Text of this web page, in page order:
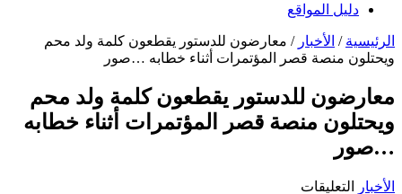
دليل المواقع
الرئيسية / الأخبار / معارضون للدستور يقطعون كلمة ولد محم
ويحتلون منصة قصر المؤتمرات أثناء خطابه …صور
معارضون للدستور يقطعون كلمة ولد محم
ويحتلون منصة قصر المؤتمرات أثناء خطابه
…صور
الأخبار التعليقات